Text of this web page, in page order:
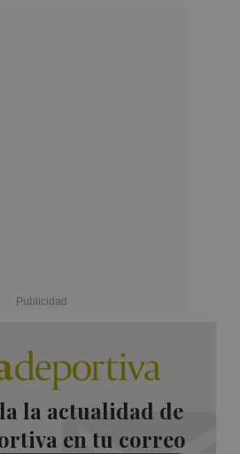
la actualidad de
en tu correo